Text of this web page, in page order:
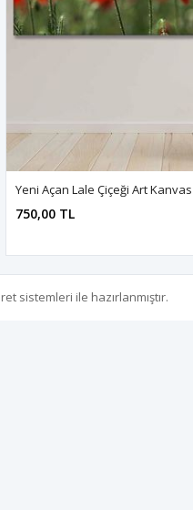
750,00 TL
sistemleri ile hazırlanmıştır.